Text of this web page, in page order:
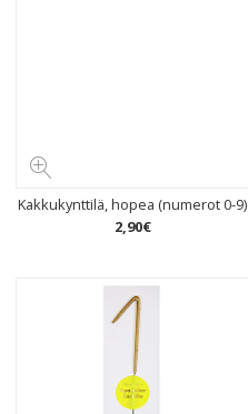
Kakkukynttilä, hopea (numerot 0-9)
2,90€